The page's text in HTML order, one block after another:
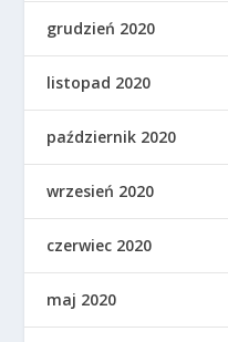
grudzień 2020
listopad 2020
październik 2020
wrzesień 2020
czerwiec 2020
maj 2020